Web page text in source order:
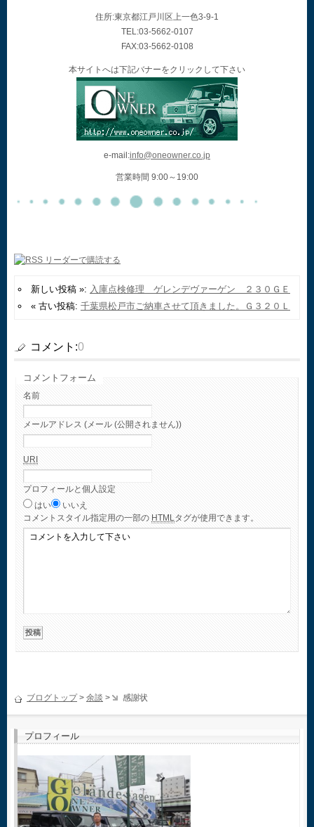
住所:東京都江戸川区上一色3-9-1
TEL:03-5662-0107
FAX:03-5662-0108
本サイトへは下記バナーをクリックして下さい
e-mail:info@oneowner.co.jp
営業時間 9:00～19:00
新しい投稿 »: 入庫点検修理 ゲレンデヴァーゲン ２３０ＧＥ
« 古い投稿: 千葉県松戸市ご納車させて頂きました。Ｇ３２０Ｌ
コメント:0
コメントフォーム
名前
メールアドレス (メール (公開されません))
URI
プロフィールと個人設定
はい
いいえ
コメント スタイル指定用の一部の HTMLタグが使用できます。
ブログトップ> 余談 > 感謝状
プロフィール